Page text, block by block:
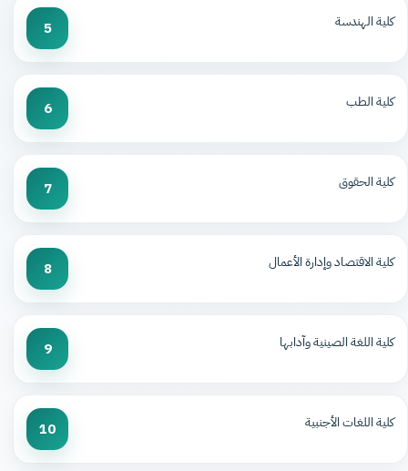
كلية الهندسة 5
كلية الطب 6
كلية الحقوق 7
كلية الاقتصاد وإدارة الأعمال 8
كلية اللغة الصينية وآدابها 9
كلية اللغات الأجنبية 10